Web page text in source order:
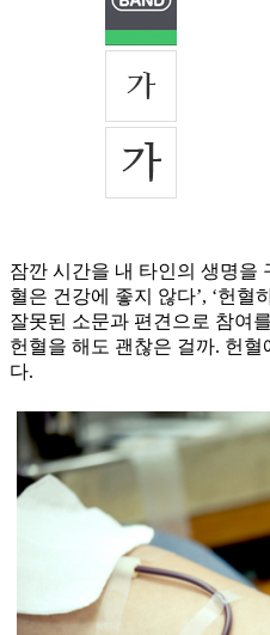
잠깐 시간을 내 타인의 생명을
혈은 건강에 좋지 않다’, ‘헌혈
잘못된 소문과 편견으로 참여
헌혈을 해도 괜찮은 걸까. 헌
다.